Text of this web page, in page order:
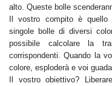
alto. Queste bolle
Il vostro compito è
singole bolle di diversi
possibile calcolare la
corrispondenti. Quando la
colore, esploderà e voi
Il vostro obiettivo?